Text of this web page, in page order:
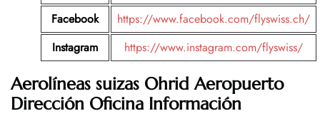
Facebook
https://www.facebook.com/flyswiss.ch/
Instagram
https://www.instagram.com/flyswiss/
Aerolíneas suizas Ohrid Aeropuerto
Dirección Oficina Información